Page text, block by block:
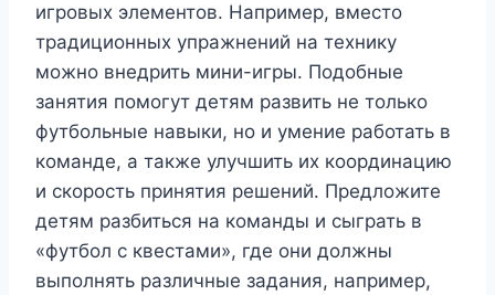
игровых элементов. Например, вместо
традиционных упражнений на технику
можно внедрить мини-игры. Подобные
занятия помогут детям развить не только
футбольные навыки, но и умение работать в
команде, а также улучшить их координацию
и скорость принятия решений. Предложите
детям разбиться на команды и сыграть в
«футбол с квестами», где они должны
выполнять различные задания, например,